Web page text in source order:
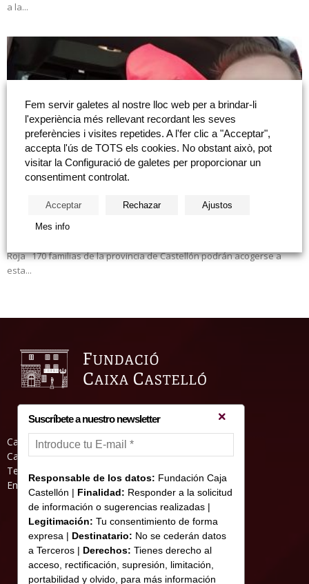
a la...
Fundació Caixa Castelló se suma al Plan de
Roja 170 familias de la provincia de Castellón podrán acogerse a
esta...
Casa Abadia, Pl. de la Hierba s/nº, 12001
Castelló de la Plana
Teléfono: 964 23 25 51
Email: informacion@fundacioncajacastellon.es
Suscríbete a nuestro newsletter
Responsable de los datos: Fundación Caja
Castellón | Finalidad: Responder a la solicitud
de información o sugerencias realizadas |
Legitimación: Tu consentimiento de forma
expresa | Destinatario: No se cederán datos
a Terceros | Derechos: Tienes derecho al
acceso, rectificación, supresión, limitación,
portabilidad y olvido, para más información
Fem servir galetes al nostre lloc web per a brindar-li
l'experiència més rellevant recordant les seves
preferències i visites repetides. A l'fer clic a "Acceptar",
accepta l'ús de TOTS els cookies. No obstant això, pot
visitar la Configuració de galetes per proporcionar un
consentiment controlat.
Acceptar Rechazar Ajustos
Mes info